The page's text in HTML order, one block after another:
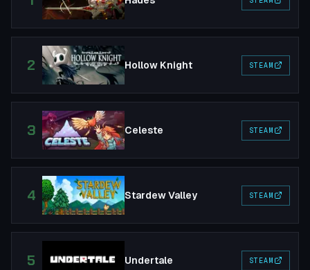
2 Hollow Knight STEAM
3 Celeste STEAM
4 Stardew Valley STEAM
5 Undertale STEAM